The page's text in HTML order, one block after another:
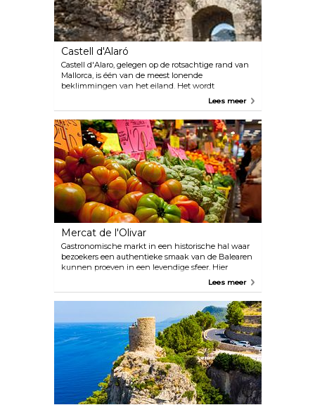
Castell d'Alaró
Castell d'Alaro, gelegen op de rotsachtige rand van
Mallorca, is één van de meest lonende
beklimmingen van het eiland. Het wordt
aanbevolen door liefhebbers van geschiedenis en
verschillende stenen boogdeuren en muurresten
zijn het enige wat over is gebleven van wat ooit het
fort was van 9e-eeuwse christelijke krijgers. Minder
avontuurlijke bezoekers kunnen naar boven rijden
om te genieten van het adembenemende uitzicht
over bijna het hele eiland. Mocht je er willen
overnachten, fungeert Castell d'Alaró ook als
gastenverblijf. Er is ook een kleine bar en restaurant
waar je nieuwe energie kunt opdoen en kunt
genieten van een maaltijd met een fantastisch
uitzicht.
Lees meer
Mercat de l'Olivar
Gastronomische markt in een historische hal waar
bezoekers een authentieke smaak van de Balearen
kunnen proeven in een levendige sfeer. Hier
verkopen lokale verkopers van kaas tot zeevruchten
Lees meer